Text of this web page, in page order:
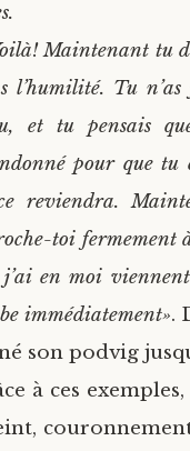
Maintenant tu
l’humilité. Tu
et tu pensais
pour que tu
reviendra.
toi fermement
j’ai en moi
immédiatement».
son podvig
à ces